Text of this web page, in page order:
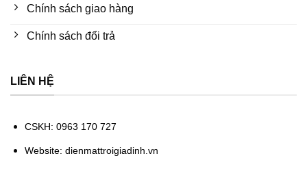
Chính sách giao hàng
Chính sách đổi trả
LIÊN HỆ
CSKH: 0963 170 727
Website: dienmattroigiadinh.vn